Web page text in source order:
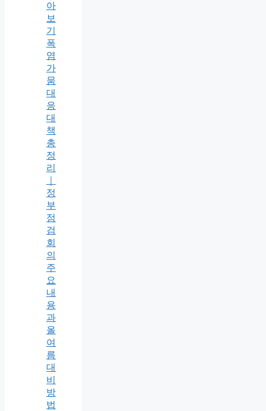
아
보
기
폭
염
가
뭄
대
응
대
책
총
정
리
정
부
점
검
회
의
주
요
내
용
과
올
여
름
대
비
방
법